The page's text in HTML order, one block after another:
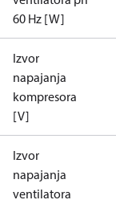
60 Hz [W]
Izvor
napajanja
kompresora
[V]
Izvor
napajanja
ventilatora